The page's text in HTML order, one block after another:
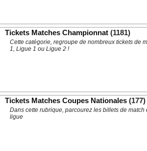
Tickets Matches Championnat (1181)
Cette catégorie, regroupe de nombreux tickets de
1, Ligue 1 ou Ligue 2 !
Tickets Matches Coupes Nationales (177)
Dans cette rubrique, parcourez les billets de
ligue